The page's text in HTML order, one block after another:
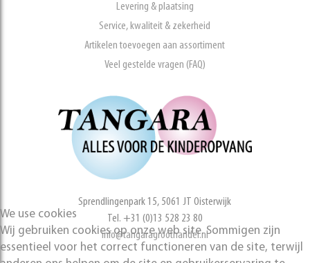
Levering & plaatsing
Service, kwaliteit & zekerheid
Artikelen toevoegen aan assortiment
Veel gestelde vragen (FAQ)
Sprendlingenpark 15, 5061 JT Oisterwijk
Tel. +31 (0)13 528 23 80
info@tangaragroothandel.nl
We use cookies
Wij gebruiken cookies op onze web site. Sommigen zijn
essentieel voor het correct functioneren van de site, terwijl